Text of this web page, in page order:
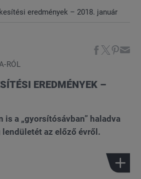
eredmények – 2018. január
RÓL
EREDMÉNYEK –
is a „gyorsítósávban” haladva
az előző évről.